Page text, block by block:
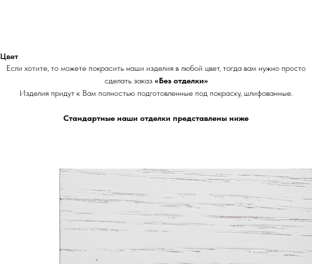
Цвет
Если хотите, то можете покрасить наши изделия в любой цвет, тогда вам нужно просто
сделать заказ «Без отделки»
Изделия придут к Вам полностью подготовленные под покраску, шлифованные.
Стандартные наши отделки представлены ниже